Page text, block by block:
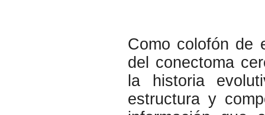
Como colofón de
del conectoma
la historia
estructura y